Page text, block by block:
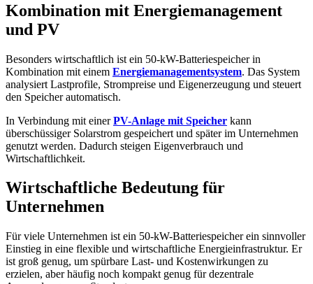
Kombination mit Energiemanagement
und PV
Besonders wirtschaftlich ist ein 50-kW-Batteriespeicher in
Kombination mit einem Energiemanagementsystem. Das System
analysiert Lastprofile, Strompreise und Eigenerzeugung und steuert
den Speicher automatisch.
In Verbindung mit einerPV-Anlage mit Speicher kann
überschüssiger Solarstrom gespeichert und später im Unternehmen
genutzt werden. Dadurch steigen Eigenverbrauch und
Wirtschaftlichkeit.
Wirtschaftliche Bedeutung für
Unternehmen
Für viele Unternehmen ist ein 50-kW-Batteriespeicher ein sinnvoller
Einstieg in eine flexible und wirtschaftliche Energieinfrastruktur. Er
ist groß genug, um spürbare Last- und Kostenwirkungen zu
erzielen, aber häufig noch kompakt genug für dezentrale